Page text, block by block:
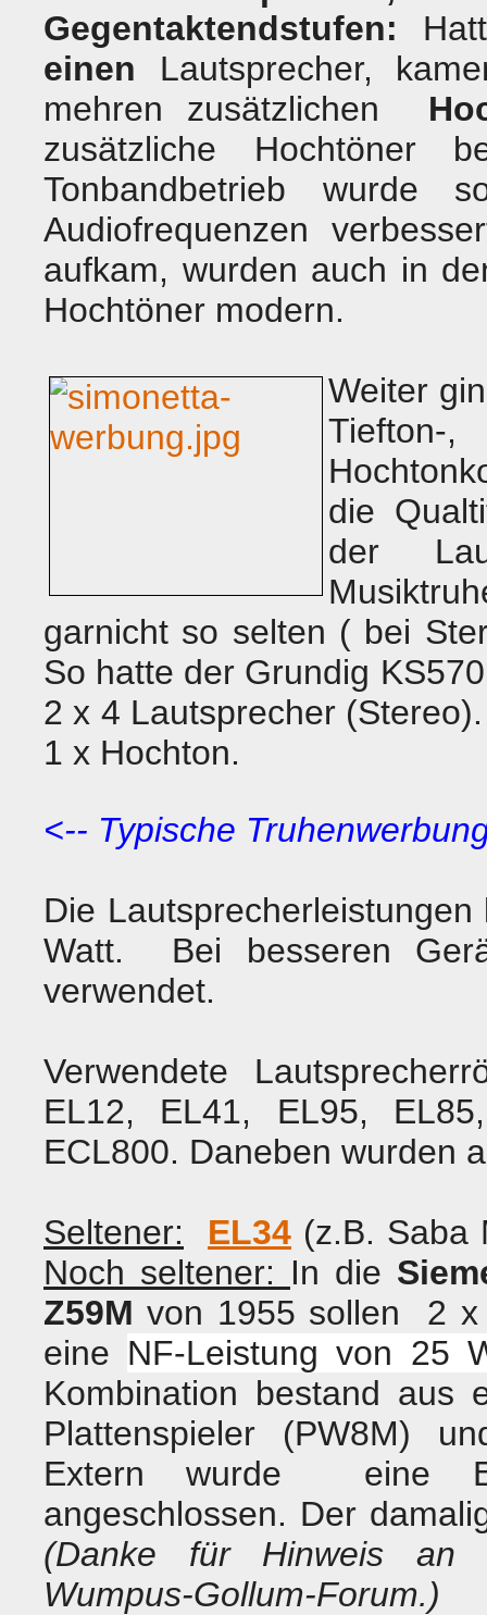
Gegentaktendstufen:
einen Lautsprecher,
mehren zusätzlichen
zusätzliche Hochtöner
Tonbandbetrieb wurde
Audiofrequenzen
aufkam, wurden auch in
Hochtöner modern.
Weiter
die
der
garnicht so selten ( bei
So hatte der Grundig
2 x 4 Lautsprecher
1 x Hochton.
<-- Typische
Die
Watt. Bei besseren
verwendet.
Verwendete
EL12, EL41, EL95,
ECL800. Daneben wurden
Seltener: EL34 (z.B. Saba
Noch seltener: In die
Z59M von 1955 sollen 2
eine NF-Leistung von 25
Kombination bestand aus
Plattenspieler (PW8M)
Extern wurde eine
angeschlossen. Der
(Danke für Hinweis an
Wumpus-Gollum-Forum.)